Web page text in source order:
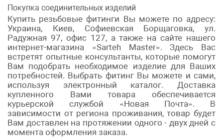
Покупка соединительных изделий
Купить резьбовые фитинги Вы можете по адресу:
Украина, Киев, Софиевская Борщаговка, ул.
Радужная 97, офис 127, а также на сайте нашего
интернет-магазина «Sarteh Master». Здесь Вас
встретят опытные консультанты, которые помогут
Вам подобрать необходимое изделие для Ваших
потребностей. Выбрать фитинг Вы можете и сами,
используя электронный каталог. Доставка
купленного Вами товара обеспечивается
курьерской службой «Новая Почта». В
зависимости от региона проживания, товар будет
Вам доставлен на протяжении одного - двух дней с
момента оформления заказа.